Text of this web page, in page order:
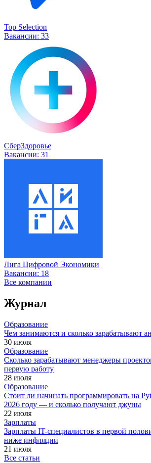
Top Selection
Вакансии: 33
СберЗдоровье
Вакансии: 31
Лига Цифровой Экономики
Вакансии: 18
Все компании
Журнал
Образование
Чем занимаются и сколько зарабатывают
30 июля
Образование
Сколько зарабатывают менеджеры
первую работу
28 июля
Образование
Стоит ли начинать программировать на
2026 году — и сколько получают джуны
22 июля
Зарплаты
Зарплаты IT-специалистов в первой
ниже инфляции
21 июля
Все статьи